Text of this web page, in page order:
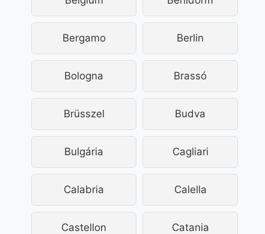
Bergamo Berlin
Bologna Brassó
Brüsszel Budva
Bulgária Cagliari
Calabria Calella
Castellon Catania